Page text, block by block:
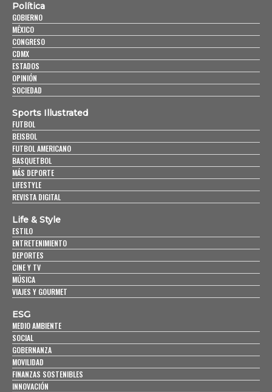
Política
GOBIERNO
MÉXICO
CONGRESO
CDMX
ESTADOS
OPINIÓN
SOCIEDAD
Sports Illustrated
FUTBOL
BEISBOL
FUTBOL AMERICANO
BASQUETBOL
MÁS DEPORTE
LIFESTYLE
REVISTA DIGITAL
Life & Style
ESTILO
ENTRETENIMIENTO
DEPORTES
CINE Y TV
MÚSICA
VIAJES Y GOURMET
ESG
MEDIO AMBIENTE
SOCIAL
GOBERNANZA
MOVILIDAD
FINANZAS SOSTENIBLES
INNOVACIÓN